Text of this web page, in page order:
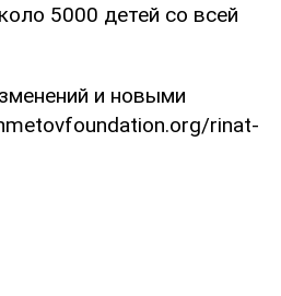
5000 детей со всей
и новыми
rinat-